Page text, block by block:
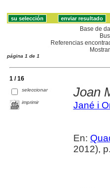
Base de
Referencias
página 1 de 1
1 / 16
seleccionar
imprimir
Joan
Jané i
En:
2012),